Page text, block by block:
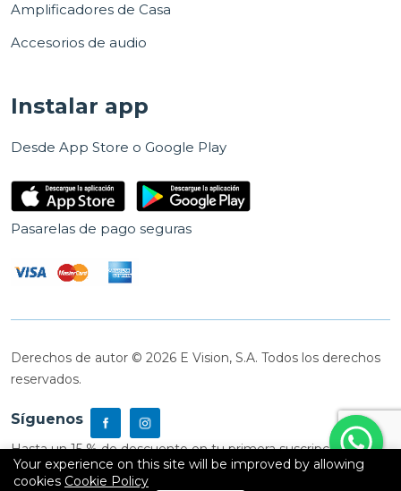
Amplificadores de Casa
Accesorios de audio
Instalar app
Desde App Store o Google Play
Pasarelas de pago seguras
Derechos de autor © 2026 E Vision, S.A. Todos los derechos
reservados.
Síguenos
Hasta un 15 % de descuento en tu primera suscripción
Your experience on this site will be improved by allowing
cookies Cookie Policy